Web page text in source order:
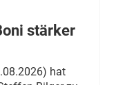
stärker
hat